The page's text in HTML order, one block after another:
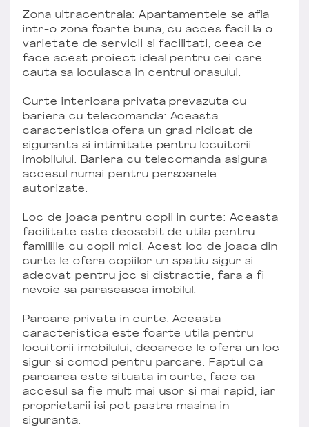
Zona ultracentrala: Apartamentele se afla
intr-o zona foarte buna, cu acces facil la o
varietate de servicii si facilitati, ceea ce
face acest proiect ideal pentru cei care
cauta sa locuiasca in centrul orasului.
Curte interioara privata prevazuta cu
bariera cu telecomanda: Aceasta
caracteristica ofera un grad ridicat de
siguranta si intimitate pentru locuitorii
imobilului. Bariera cu telecomanda asigura
accesul numai pentru persoanele
autorizate.
Loc de joaca pentru copii in curte: Aceasta
facilitate este deosebit de utila pentru
familiile cu copii mici. Acest loc de joaca din
curte le ofera copiilor un spatiu sigur si
adecvat pentru joc si distractie, fara a fi
nevoie sa paraseasca imobilul.
Parcare privata in curte: Aceasta
caracteristica este foarte utila pentru
locuitorii imobilului, deoarece le ofera un loc
sigur si comod pentru parcare. Faptul ca
parcarea este situata in curte, face ca
accesul sa fie mult mai usor si mai rapid, iar
proprietarii isi pot pastra masina in
siguranta.